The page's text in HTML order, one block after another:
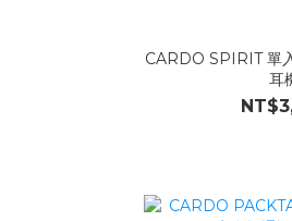
CARDO SPIRIT 單
耳